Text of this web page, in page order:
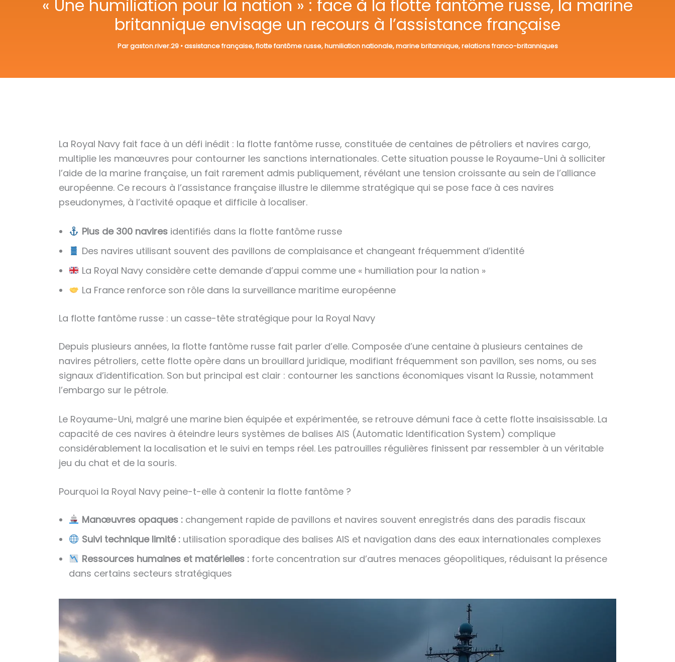
« Une humiliation pour la nation » : face à la flotte fantôme russe, la marine
britannique envisage un recours à l’assistance française
Pargaston.river.29 •assistance française,flotte fantôme russe,humiliation nationale,marine britannique,relations franco-britanniques
La Royal Navy fait face à un défi inédit : la flotte fantôme russe, constituée de centaines de pétroliers et navires cargo,
multiplie les manœuvres pour contourner les sanctions internationales. Cette situation pousse le Royaume-Uni à solliciter
l’aide de la marine française, un fait rarement admis publiquement, révélant une tension croissante au sein de l’alliance
européenne. Ce recours à l’assistance française illustre le dilemme stratégique qui se pose face à ces navires
pseudonymes, à l’activité opaque et difficile à localiser.
Plus de 300 naviresidentifiés dans la flotte fantôme russe
Des navires utilisant souvent des pavillons de complaisance et changeant fréquemment d’identité
La Royal Navy considère cette demande d’appui comme une « humiliation pour la nation »
La France renforce son rôle dans la surveillance maritime européenne
La flotte fantôme russe : un casse-tête stratégique pour la Royal Navy
Depuis plusieurs années, la flotte fantôme russe fait parler d’elle. Composée d’une centaine à plusieurs centaines de
navires pétroliers, cette flotte opère dans un brouillard juridique, modifiant fréquemment son pavillon, ses noms, ou ses
signaux d’identification. Son but principal est clair : contourner les sanctions économiques visant la Russie, notamment
l’embargo sur le pétrole.
Le Royaume-Uni, malgré une marine bien équipée et expérimentée, se retrouve démuni face à cette flotte insaisissable. La
capacité de ces navires à éteindre leurs systèmes de balises AIS (Automatic Identification System) complique
considérablement la localisation et le suivi en temps réel. Les patrouilles régulières finissent par ressembler à un véritable
jeu du chat et de la souris.
Pourquoi la Royal Navy peine-t-elle à contenir la flotte fantôme ?
Manœuvres opaques :changement rapide de pavillons et navires souvent enregistrés dans des paradis fiscaux
Suivi technique limité :utilisation sporadique des balises AIS et navigation dans des eaux internationales complexes
Ressources humaines et matérielles :forte concentration sur d’autres menaces géopolitiques, réduisant la présence
dans certains secteurs stratégiques